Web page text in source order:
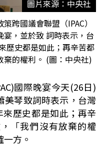
圖片來源：中央社
跨國議會聯盟（IPAC）
宴，並於致 詞時表示，台
歷史都是如此；再辛苦都
的權利。 (圖：中央社)
國際晚宴今天(26日)
美琴致詞時表示，台灣
歷史都是如此；再辛
「我們沒有放棄的權
方。